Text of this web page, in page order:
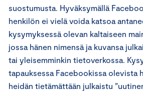
suostumusta. Hyväksymällä
henkilön ei vielä voida katsoa
kysymyksessä olevan kaltaiseen
jossa hänen nimensä ja kuvansa
tai yleisemminkin tietoverkossa.
tapauksessa Facebookissa olevista
heidän tietämättään julkaistu